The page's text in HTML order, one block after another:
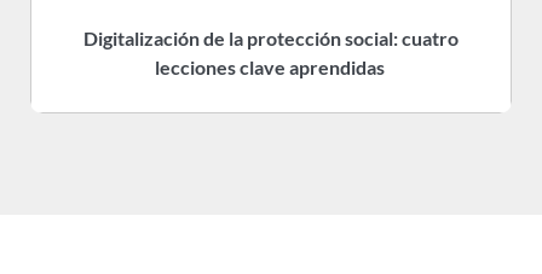
Digitalización de la protección social: cuatro
lecciones clave aprendidas